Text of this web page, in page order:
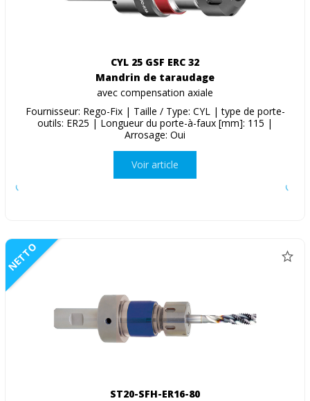
CYL 25 GSF ERC 32
Mandrin de taraudage
avec compensation axiale
Fournisseur: Rego-Fix | Taille / Type: CYL | type de porte-
outils: ER25 | Longueur du porte-à-faux [mm]: 115 |
Arrosage: Oui
Voir article
NETTO
ST20-SFH-ER16-80